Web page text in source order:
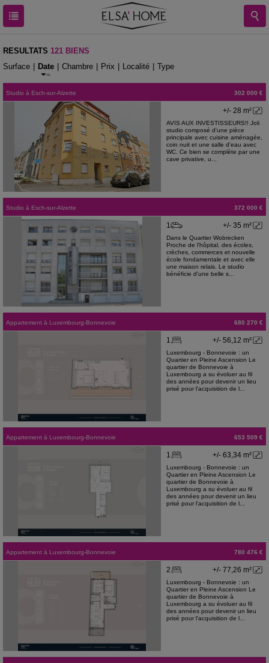
RESULTATS 121 BIENS
Surface
Date Chambre Prix Localité Type
Studio à Esch-sur-Alzette 302 000 €
+/- 28 m²
AVIS AUX INVESTISSEURS!! Joli
studio composé d'une pièce
principale avec cuisine aménagée,
coin nuit et une salle d'eau avec
WC. Ce bien se complète par une
cave privative, u...
Studio à Esch-sur-Alzette 372 000 €
+/- 35 m²
1
Dans le Quartier Wobrecken
Proche de l'hôpital, des écoles,
crèches, commerces et nouvelle
école fondamentale et avec elle
une maison relais. Le studio
bénéficie d'une belle s...
Appartement à Luxembourg-Bonnevoie 680 270 €
+/- 56,12 m²
1
Luxembourg - Bonnevoie : un
Quartier en Pleine Ascension Le
quartier de Bonnevoie à
Luxembourg a su évoluer au fil
des années pour devenir un lieu
prisé pour l'acquisition de l...
Appartement à Luxembourg-Bonnevoie 653 509 €
+/- 63,34 m²
1
Luxembourg - Bonnevoie : un
Quartier en Pleine Ascension Le
quartier de Bonnevoie à
Luxembourg a su évoluer au fil
des années pour devenir un lieu
prisé pour l'acquisition de l...
Appartement à Luxembourg-Bonnevoie 780 476 €
+/- 77,26 m²
2
Luxembourg - Bonnevoie : un
Quartier en Pleine Ascension Le
quartier de Bonnevoie à
Luxembourg a su évoluer au fil
des années pour devenir un lieu
prisé pour l'acquisition de l...